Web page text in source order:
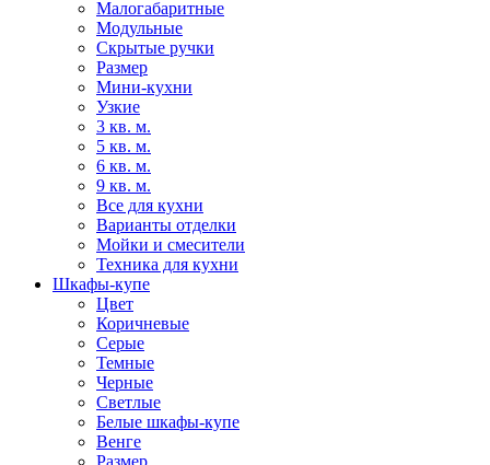
Малогабаритные
Модульные
Скрытые ручки
Размер
Мини-кухни
Узкие
3 кв. м.
5 кв. м.
6 кв. м.
9 кв. м.
Все для кухни
Варианты отделки
Мойки и смесители
Техника для кухни
Шкафы-купе
Цвет
Коричневые
Серые
Темные
Черные
Светлые
Белые шкафы-купе
Венге
Размер